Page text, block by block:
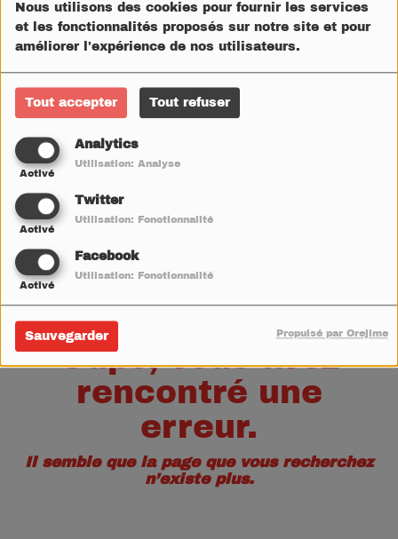
Nous utilisons des cookies pour fournir les services
et les fonctionnalités proposés sur notre site et pour
améliorer l'expérience de nos utilisateurs.
Tout accepter Tout refuser
Analytics
Activé
Utilisation: Analyse
Twitter
Activé
Utilisation: Fonctionnalité
Facebook
Activé
Utilisation: Fonctionnalité
Sauvegarder Propulsé par Orejime
Oups, vous avez
rencontré une
erreur.
Il semble que la page que vous recherchez
n’existe plus.